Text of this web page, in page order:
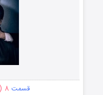
قسمت ۸ (زیرنویس)